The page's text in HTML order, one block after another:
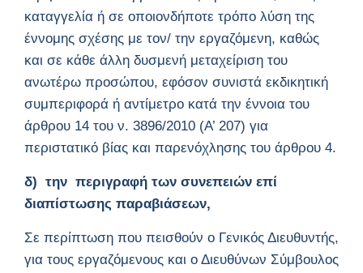
καταγγελία ή σε οποιονδήποτε τρόπο λύση της
έννομης σχέσης με τον/ την εργαζόμενη, καθώς
και σε κάθε άλλη δυσμενή μεταχείριση του
ανωτέρω προσώπου, εφόσον συνιστά εκδικητική
συμπεριφορά ή αντίμετρο κατά την έννοια του
άρθρου 14 του ν. 3896/2010 (Α’ 207) για
περιστατικό βίας και παρενόχλησης του άρθρου 4.
δ) την περιγραφή των συνεπειών επί
διαπίστωσης παραβιάσεων,
Σε περίπτωση που πεισθούν ο Γενικός Διευθυντής,
για τους εργαζόμενους και ο Διευθύνων Σύμβουλος